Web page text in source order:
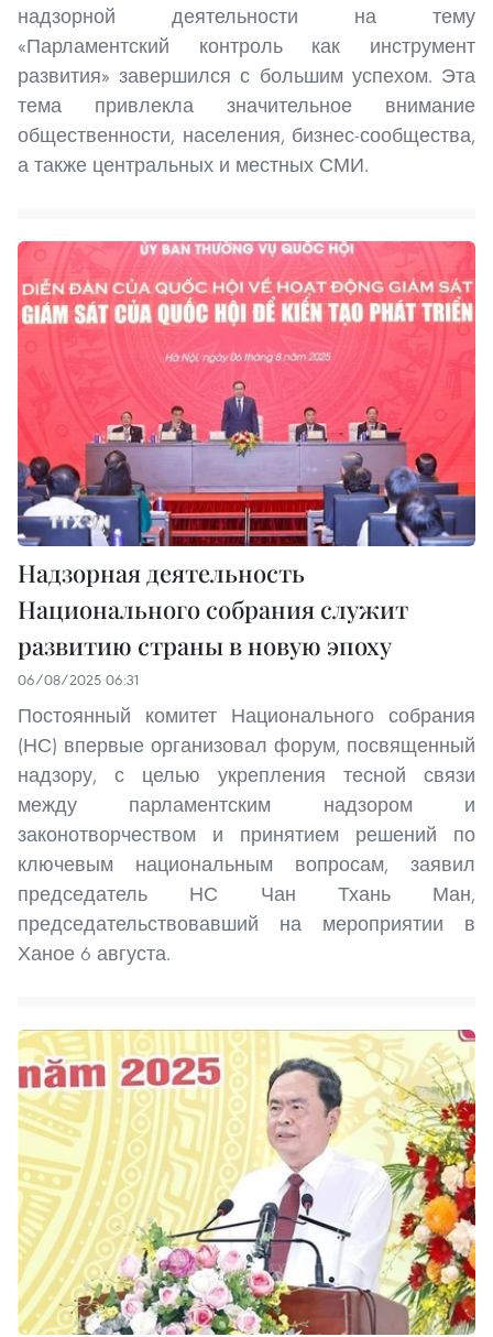
надзорной деятельности на тему
«Парламентский контроль как инструмент
развития» завершился с большим успехом. Эта
тема привлекла значительное внимание
общественности, населения, бизнес-сообщества,
а также центральных и местных СМИ.
Надзорная деятельность
Национального собрания служит
развитию страны в новую эпоху
06/08/2025 06:31
Постоянный комитет Национального собрания
(НС) впервые организовал форум, посвященный
надзору, с целью укрепления тесной связи
между парламентским надзором и
законотворчеством и принятием решений по
ключевым национальным вопросам, заявил
председатель НС Чан Тхань Ман,
председательствовавший на мероприятии в
Ханое 6 августа.